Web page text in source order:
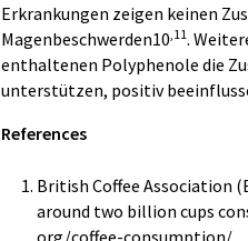
Erkrankungen zeigen keinen
Magenbeschwerden10 ,11.
enthaltenen Polyphenole die
unterstützen, positiv
References
British Coffee Association
around two billion cups
org/coffee-consumption/.